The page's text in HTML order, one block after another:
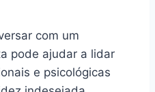
com um
pode ajudar a lidar
e psicológicas